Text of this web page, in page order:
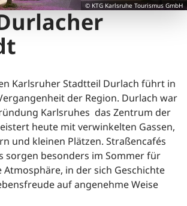
Karlsruher Stadtteil Durlach führt in
der Region. Durlach war
Karlsruhes das Zentrum der
heute mit verwinkelten Gassen,
und kleinen Plätzen. Straßencafés
sorgen besonders im Sommer für
Atmosphäre, in der sich Geschichte
auf angenehme Weise
© KTG Karlsruhe Tourismus GmbH